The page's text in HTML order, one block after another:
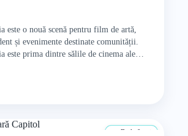
este o nouă scenă pentru film de artă,
și evenimente destinate comunității.
este prima dintre sălile de cinema ale
De la 0 ani